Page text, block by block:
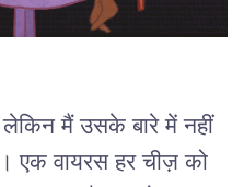
मैं उसके बारे में नहीं
एक वायरस हर चीज़ को